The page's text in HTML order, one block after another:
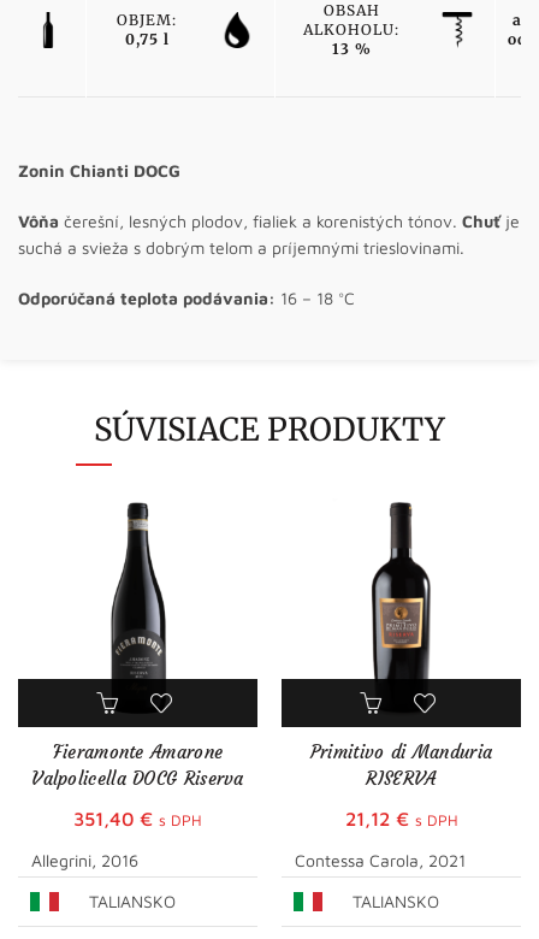
OBJEM:
0,75 l
OBSAH
ALKOHOLU:
13 %
Zonin Chianti DOCG
Vôňa čerešní, lesných plodov, fialiek a korenistých tónov. Chuťje
suchá a svieža s dobrým telom a príjemnými trieslovinami.
Odporúčaná teplota podávania: 16 – 18 °C
SÚVISIACE PRODUKTY
Fieramonte Amarone
Valpolicella DOCG Riserva
351,40 € s DPH
Allegrini, 2016
TALIANSKO
Primitivo di Manduria
RISERVA
21,12 € s DPH
Contessa Carola, 2021
TALIANSKO